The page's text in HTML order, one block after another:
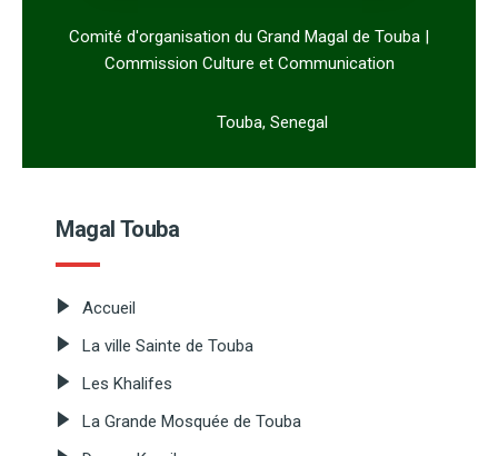
Comité d'organisation du Grand Magal de Touba |
Commission Culture et Communication
Touba, Senegal
Magal Touba
Accueil
La ville Sainte de Touba
Les Khalifes
La Grande Mosquée de Touba